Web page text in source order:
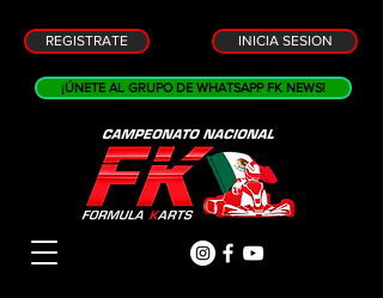
REGISTRATE INICIA SESION
¡ÚNETE AL GRUPO DE WHATSAPP FK NEWS!